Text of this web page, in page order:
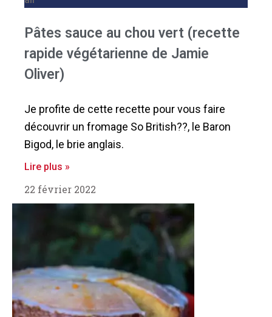
Pâtes sauce au chou vert (recette
rapide végétarienne de Jamie
Oliver)
Je profite de cette recette pour vous faire
découvrir un fromage So British??, le Baron
Bigod, le brie anglais.
Lire plus »
22 février 2022